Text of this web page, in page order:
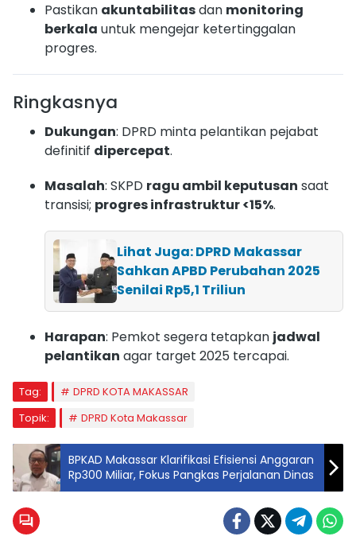
Pastikan akuntabilitasdan monitoring
berkala untuk mengejar ketertinggalan
progres.
Ringkasnya
Dukungan: DPRD minta pelantikan pejabat
definitif dipercepat.
Masalah: SKPD ragu ambil keputusan saat
transisi; progres infrastruktur <15%.
Lihat Juga: DPRD Makassar
Sahkan APBD Perubahan 2025
Senilai Rp5,1 Triliun
Harapan: Pemkot segera tetapkan jadwal
pelantikan agar target 2025 tercapai.
Tag:
DPRD KOTA MAKASSAR
Topik:
DPRD Kota Makassar
BPKAD Makassar Klarifikasi Efisiensi Anggaran
Rp300 Miliar, Fokus Pangkas Perjalanan Dinas